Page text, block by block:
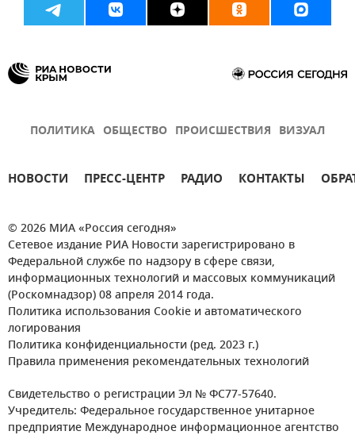
ПОЛИТИКА ОБЩЕСТВО ПРОИСШЕСТВИЯ ВИЗУАЛ
НОВОСТИ ПРЕСС-ЦЕНТР РАДИО КОНТАКТЫ
© 2026 МИА «Россия сегодня»
Сетевое издание РИА Новости зарегистрировано в
Федеральной службе по надзору в сфере связи,
информационных технологий и массовых коммуникаций
(Роскомнадзор) 08 апреля 2014 года.
Политика использования Cookie и автоматического
логирования
Политика конфиденциальности (ред. 2023 г.)
Правила применения рекомендательных технологий
Свидетельство о регистрации Эл № ФС77-57640.
Учредитель: Федеральное государственное унитарное
предприятие Международное информационное агентство